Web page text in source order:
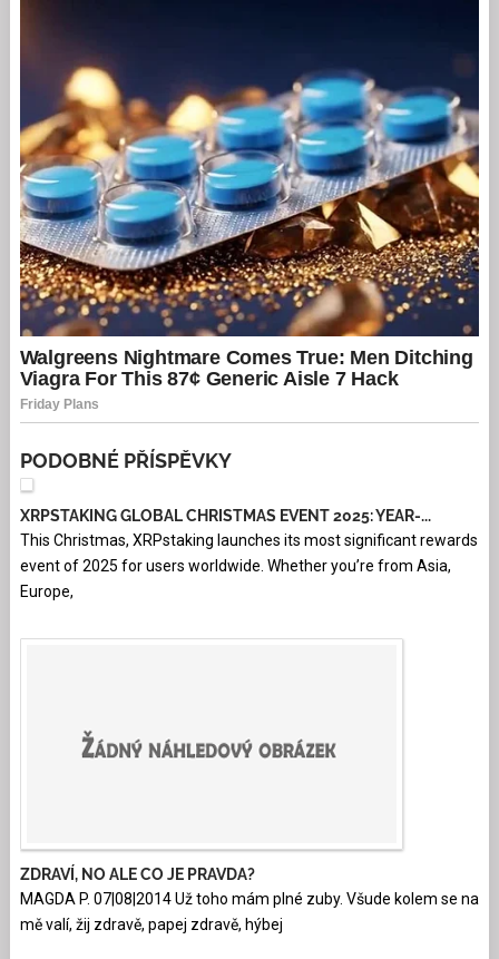
PODOBNÉ PŘÍSPĚVKY
XRPSTAKING GLOBAL CHRISTMAS EVENT 2025: YEAR-...
This Christmas, XRPstaking launches its most significant rewards
event of 2025 for users worldwide. Whether you’re from Asia,
Europe,
ZDRAVÍ, NO ALE CO JE PRAVDA?
MAGDA P. 07|08|2014 Už toho mám plné zuby. Všude kolem se na
mě valí, žij zdravě, papej zdravě, hýbej